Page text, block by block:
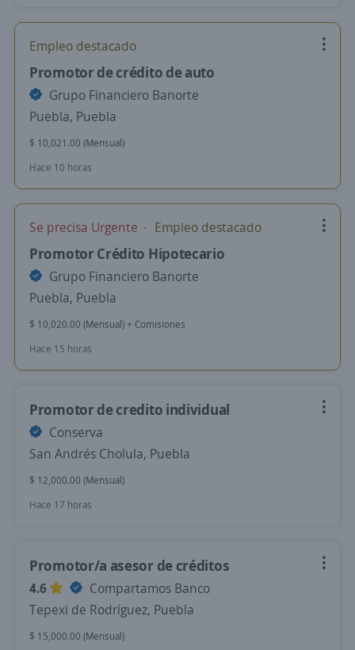
Empleo destacado
Promotor de crédito de auto
Grupo Financiero Banorte
Puebla, Puebla
$ 10,021.00 (Mensual)
Hace 10 horas
Se precisa Urgente Empleo destacado
Promotor Crédito Hipotecario
Grupo Financiero Banorte
Puebla, Puebla
$ 10,020.00 (Mensual) + Comisiones
Hace 15 horas
Promotor de credito individual
Conserva
San Andrés Cholula, Puebla
$ 12,000.00 (Mensual)
Hace 17 horas
Promotor/a asesor de créditos
4.6
Compartamos Banco
Tepexi de Rodríguez, Puebla
$ 15,000.00 (Mensual)